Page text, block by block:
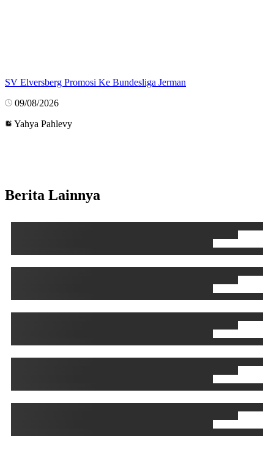
SV Elversberg Promosi Ke Bundesliga Jerman
09/08/2026
Yahya Pahlevy
Berita Lainnya